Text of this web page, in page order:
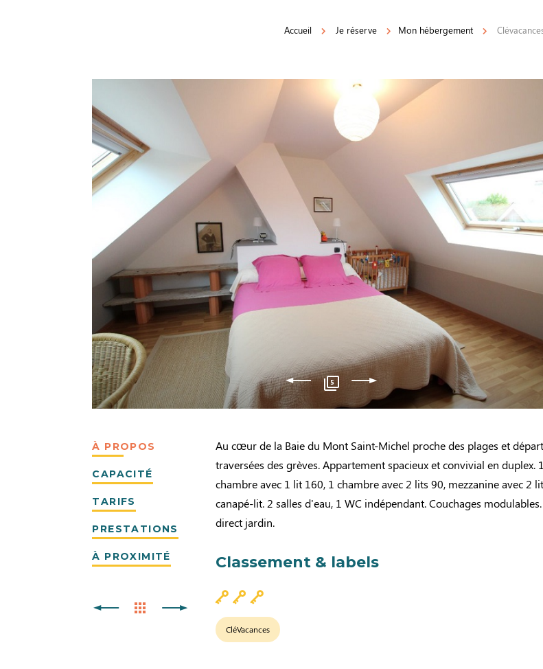
Accueil Je réserve Mon hébergement
5
À PROPOS
CAPACITÉ
TARIFS
PRESTATIONS
À PROXIMITÉ
Au cœur de la Baie du Mont Saint-Michel proche des plages et
traversées des grèves. Appartement spacieux et convivial en duplex. 1
chambre avec 1 lit 160, 1 chambre avec 2 lits 90, mezzanine avec 2
canapé-lit. 2 salles d'eau, 1 WC indépendant. Couchages modulables.
direct jardin.
Classement & labels
CléVacances